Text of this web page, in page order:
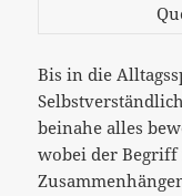
Bis in die
beinahe alles
wobei der Begriff